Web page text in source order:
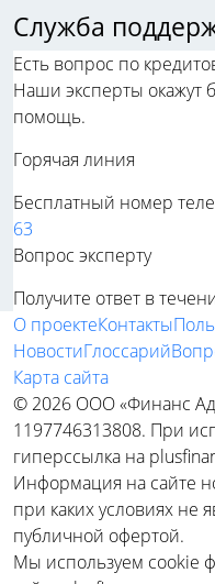
Служба
Есть вопрос по
Наши эксперты окажут
помощь.
Горячая линия
Бесплатный номер
63
Вопрос эксперту
Получите ответ в
О проектеКонтакты
НовостиГлоссарий
Карта сайта
© 2026 ООО «Финанс
1197746313808. При
гиперссылка на
Информация на сайте
при каких условиях не
публичной офертой.
Мы используем cookie